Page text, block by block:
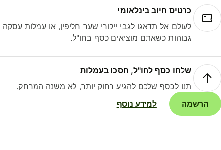
כרטיס חיוב בינלאומי
לעולם אל תדאגו לגבי ייקורי שער חליפין, או עמלות עסקה
גבוהות כשאתם מוציאים כסף בחו"ל.
שלחו כסף לחו"ל, חסכו בעמלות
תנו לכסף שלכם להגיע רחוק יותר, לא משנה המרחק.
הרשמה
למידע נוסף